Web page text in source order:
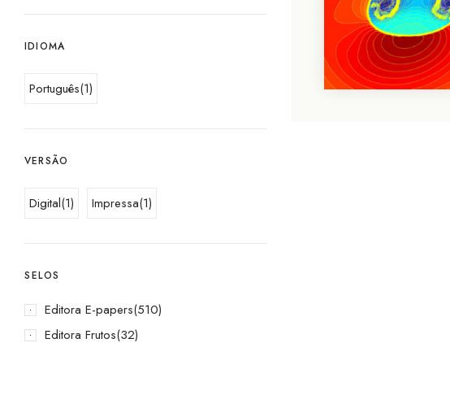
IDIOMA
Português(1)
VERSÃO
Digital(1) Impressa(1)
SELOS
Editora E-papers(510)
Editora Frutos(32)